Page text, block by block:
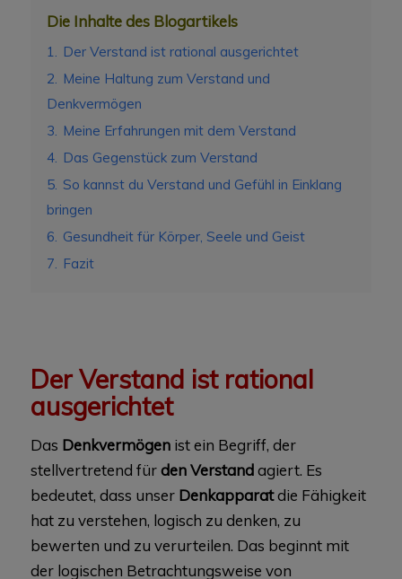
Die Inhalte des Blogartikels
1.
Der Verstand ist rational ausgerichtet
2.
Meine Haltung zum Verstand und
Denkvermögen
3.
Meine Erfahrungen mit dem Verstand
4. Das Gegenstück zum Verstand
5. So kannst du Verstand und Gefühl in Einklang
bringen
6. Gesundheit für Körper, Seele und Geist
7.
Fazit
Der Verstand ist rational
ausgerichtet
Das Denkvermögenist ein Begriff, der
stellvertretend fürden Verstandagiert. Es
bedeutet, dass unser Denkapparatdie Fähigkeit
hat zu verstehen, logisch zu denken, zu
bewerten und zu verurteilen. Das beginnt mit
der logischen Betrachtungsweise von